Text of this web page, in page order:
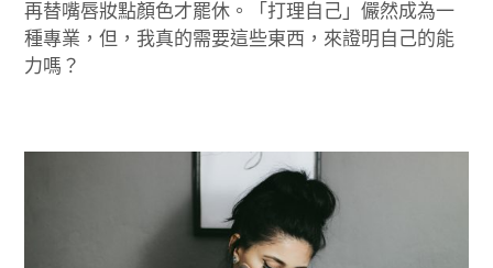
再替嘴唇妝點顏色才罷休。「打理自己」儼然成為一
種專業，但，我真的需要這些東西，來證明自己的能
力嗎？